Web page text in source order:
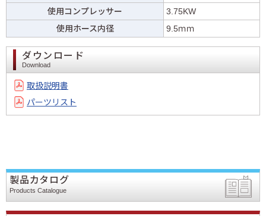
使用コンプレッサー
3.75KW
使用ホース内径
9.5ｍｍ
ダウンロード
Download
取扱説明書
パーツリスト
製品カタログ
Products Catalogue